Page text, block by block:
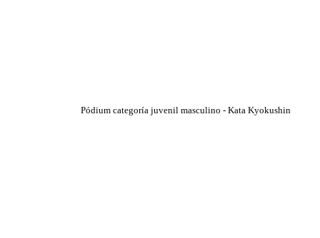
Pódium categoría juvenil masculino - Kata Kyokushin